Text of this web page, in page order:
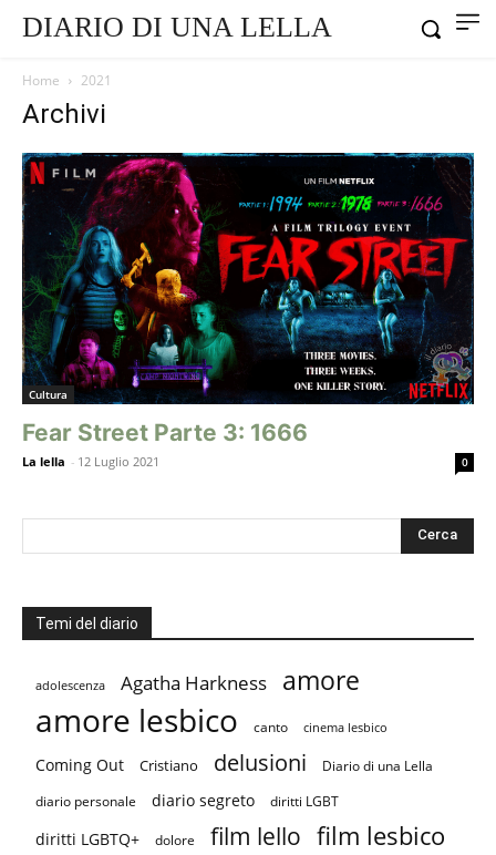
DIARIO DI UNA LELLA
Home 2021
Archivi
Cultura
Fear Street Parte 3: 1666
La lella - 12 Luglio 2021 0
Temi del diario
adolescenza Agatha Harkness amore
amore lesbico canto cinema lesbico
Coming Out Cristiano delusioni
Diario di una Lella
diario personale
diario segreto diritti LGBT
diritti LGBTQ+ dolore film lello film lesbico